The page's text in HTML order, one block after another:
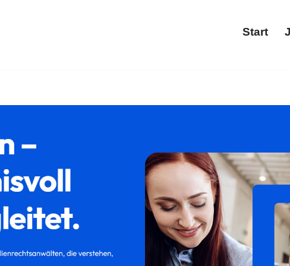
Start
für 24340 Eckernförde – ➡ 𝐟𝐚𝐦𝐢𝐥𝐮𝐦, Ihr